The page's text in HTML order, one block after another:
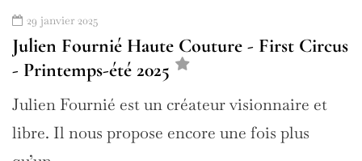
29 janvier 2025
Julien Fournié Haute Couture - First Circus
- Printemps-été 2025
Julien Fournié est un créateur visionnaire et
libre. Il nous propose encore une fois plus